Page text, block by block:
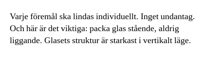
Varje föremål ska lindas individuellt. Inget undantag.
Och här är det viktiga: packa glas stående, aldrig
liggande. Glasets struktur är starkast i vertikalt läge.